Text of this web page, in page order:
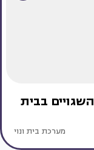
השגויים בבית
מערכת בית ונוי